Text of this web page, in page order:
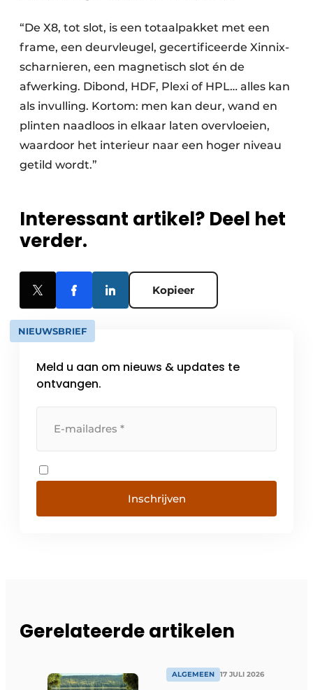
“De X8, tot slot, is een totaalpakket met een
frame, een deurvleugel, gecertificeerde Xinnix-
scharnieren, een magnetisch slot én de
afwerking. Dibond, HDF, Plexi of HPL… alles kan
als invulling. Kortom: men kan deur, wand en
plinten naadloos in elkaar laten overvloeien,
waardoor het interieur naar een hoger niveau
getild wordt.”
Interessant artikel? Deel het
verder.
Kopieer
NIEUWSBRIEF
Meld u aan om nieuws & updates te
ontvangen.
Inschrijven
Gerelateerde artikelen
ALGEMEEN 17 JULI 2026